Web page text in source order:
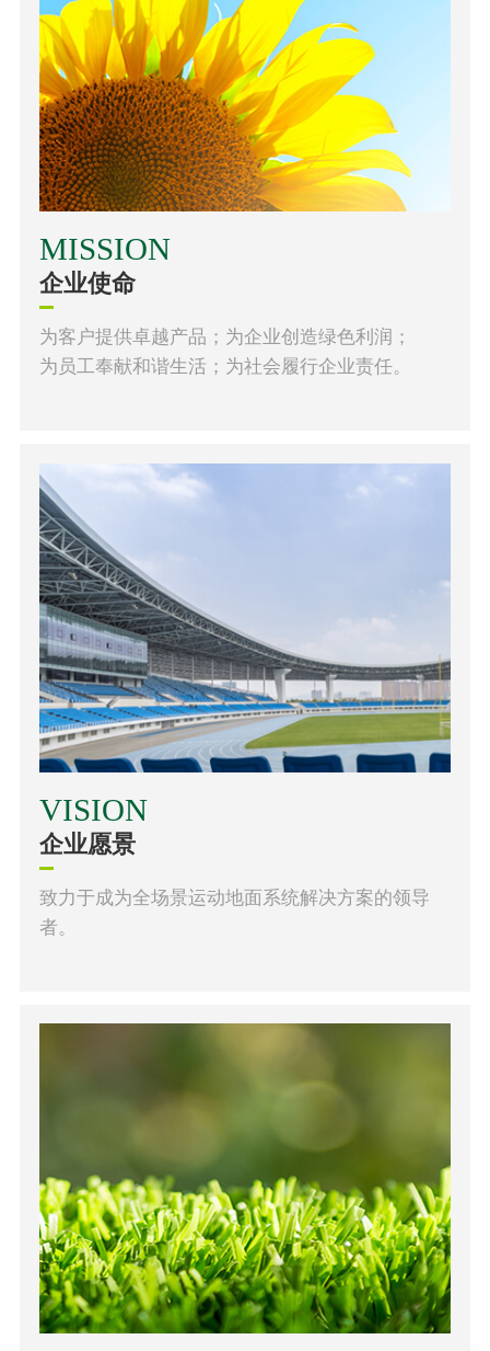
MISSION
企业使命
为客户提供卓越产品；为企业创造绿色利润；
为员工奉献和谐生活；为社会履行企业责任。
VISION
企业愿景
致力于成为全场景运动地面系统解决方案的领导
者。